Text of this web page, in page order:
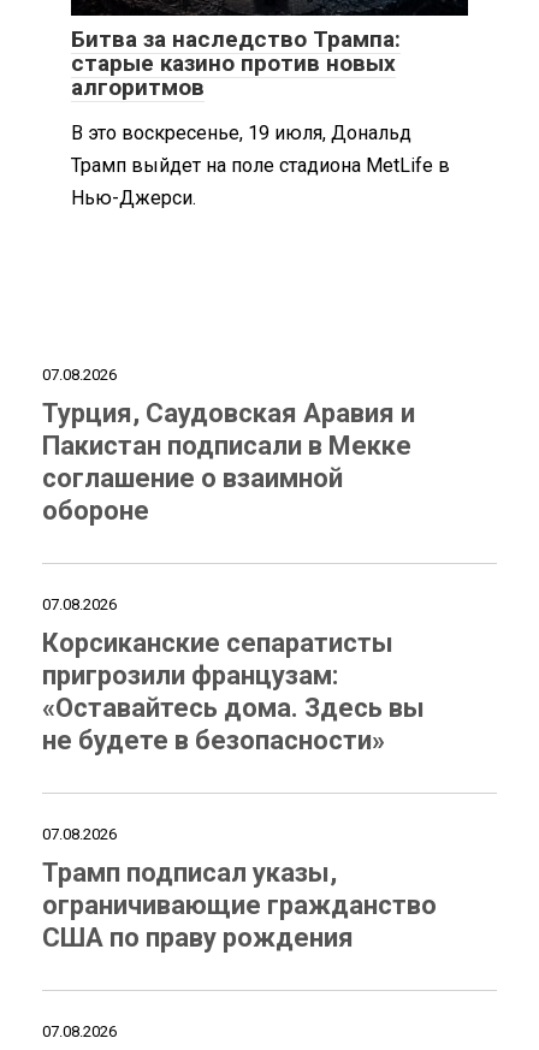
Битва за наследство Трампа:
старые казино против новых
алгоритмов
В это воскресенье, 19 июля, Дональд
Трамп выйдет на поле стадиона MetLife в
Нью-Джерси.
07.08.2026
Турция, Саудовская Аравия и
Пакистан подписали в Мекке
соглашение о взаимной
обороне
07.08.2026
Корсиканские сепаратисты
пригрозили французам:
«Оставайтесь дома. Здесь вы
не будете в безопасности»
07.08.2026
Трамп подписал указы,
ограничивающие гражданство
США по праву рождения
07.08.2026